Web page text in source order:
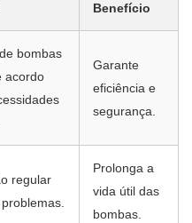
Benefício
bombas
acordo
Garante
eficiência e
segurança.
regular
Prolonga a
vida útil das
bombas.